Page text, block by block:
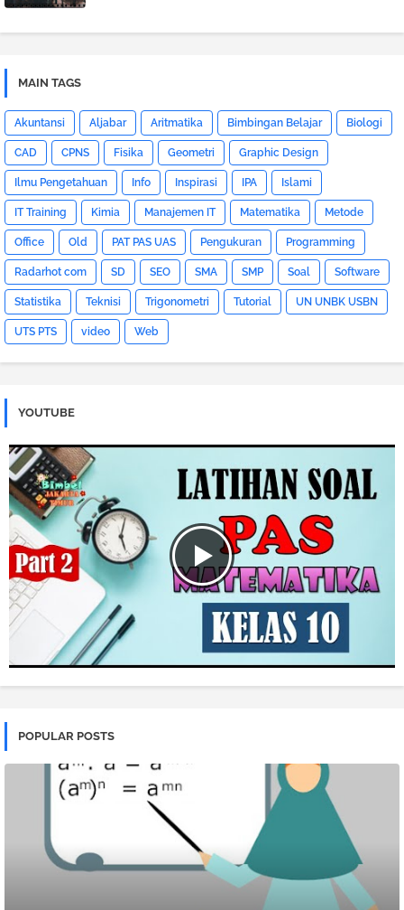
MAIN TAGS
Akuntansi Aljabar Aritmatika Bimbingan Belajar Biologi
CAD CPNS Fisika Geometri Graphic Design
Ilmu Pengetahuan Info Inspirasi IPA Islami
IT Training Kimia Manajemen IT Matematika Metode
Office Old PAT PAS UAS Pengukuran Programming
Radarhot com SD SEO SMA SMP Soal Software
Statistika Teknisi Trigonometri Tutorial UN UNBK USBN
UTS PTS video Web
YOUTUBE
POPULAR POSTS